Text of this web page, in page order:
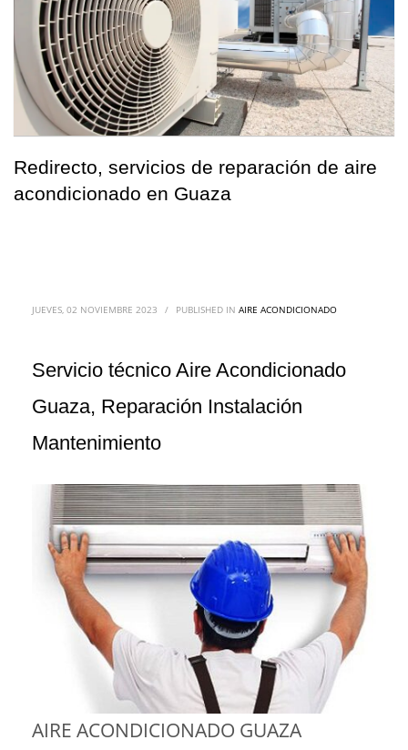
Redirecto, servicios de reparación de aire
acondicionado en Guaza
JUEVES, 02 NOVIEMBRE 2023 / PUBLISHED IN AIRE ACONDICIONADO
Servicio técnico Aire Acondicionado
Guaza, Reparación Instalación
Mantenimiento
AIRE ACONDICIONADO GUAZA